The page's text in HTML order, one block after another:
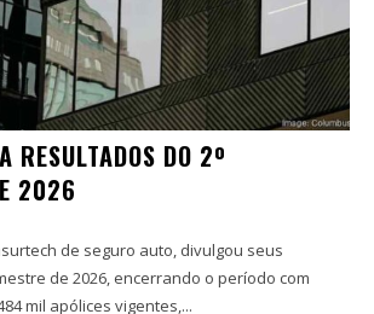
RESULTADOS DO 2º
2026
de seguro auto, divulgou seus
de 2026, encerrando o período com
mil apólices vigentes,...